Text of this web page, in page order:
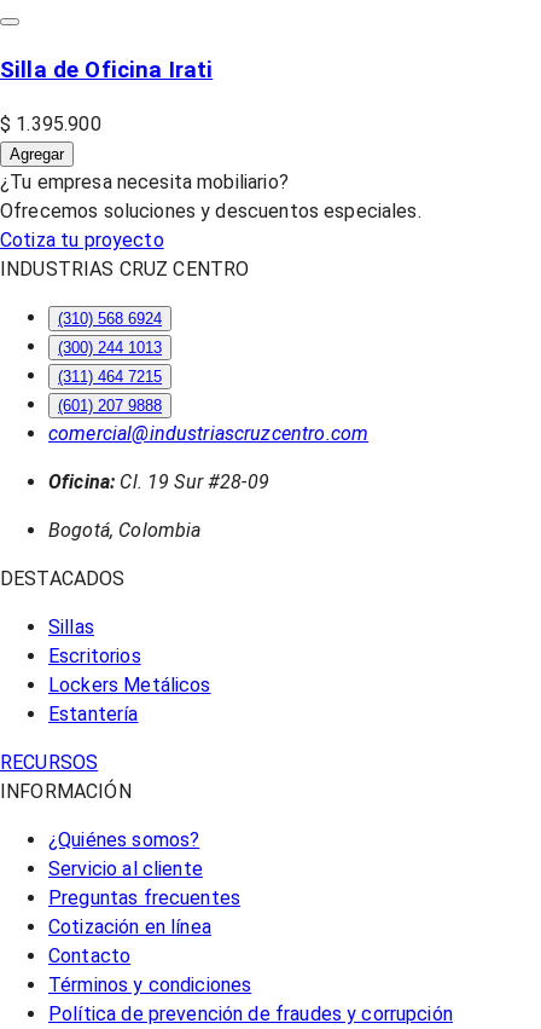
Silla de Oficina Irati
$ 1.395.900
Agregar
¿Tu empresa necesita mobiliario?
Ofrecemos soluciones y descuentos especiales.
Cotiza tu proyecto
INDUSTRIAS CRUZ CENTRO
(310) 568 6924
(300) 244 1013
(311) 464 7215
(601) 207 9888
comercial@industriascruzcentro.com
Oficina: Cl. 19 Sur #28-09
Bogotá, Colombia
DESTACADOS
Sillas
Escritorios
Lockers Metálicos
Estantería
RECURSOS
INFORMACIÓN
¿Quiénes somos?
Servicio al cliente
Preguntas frecuentes
Cotización en línea
Contacto
Términos y condiciones
Política de prevención de fraudes y corrupción